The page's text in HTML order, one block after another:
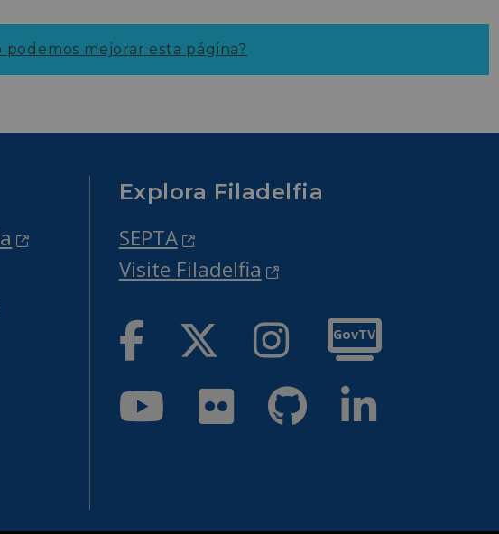
podemos mejorar esta página?
Explora Filadelfia
SEPTA
Visite Filadelfia
Facebook TwitterInstagram
GovTV
YoutubeFlickr GitHubLinkedIn